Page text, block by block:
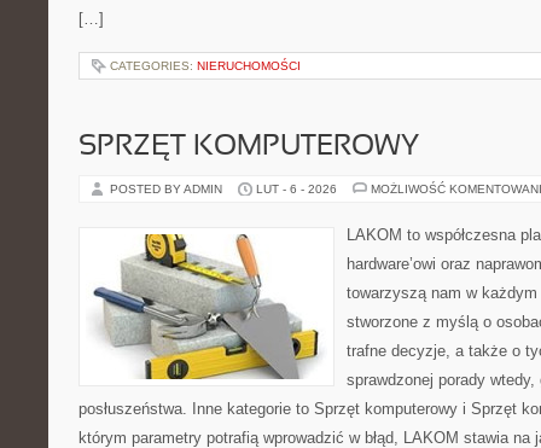
[…]
CATEGORIES: NIERUCHOMOŚCI
SPRZĘT KOMPUTEROWY
POSTED BY ADMIN LUT - 6 - 2026 MOŻLIWOŚĆ
LAKOM to współczesna
hardware’owi oraz
towarzyszą nam w
stworzone z myślą o
trafne decyzje, a także o
sprawdzonej porady
posłuszeństwa. Inne kategorie to Sprzęt komputerowy i Sprzęt
którym parametry potrafią wprowadzić w błąd, LAKOM stawia